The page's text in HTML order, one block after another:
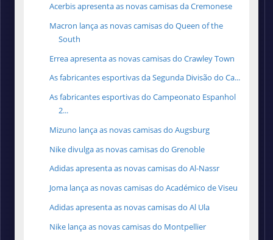
Acerbis apresenta as novas camisas da Cremonese
Macron lança as novas camisas do Queen of the
South
Errea apresenta as novas camisas do Crawley Town
As fabricantes esportivas da Segunda Divisão do Ca...
As fabricantes esportivas do Campeonato Espanhol
2...
Mizuno lança as novas camisas do Augsburg
Nike divulga as novas camisas do Grenoble
Adidas apresenta as novas camisas do Al-Nassr
Joma lança as novas camisas do Académico de Viseu
Adidas apresenta as novas camisas do Al Ula
Nike lança as novas camisas do Montpellier